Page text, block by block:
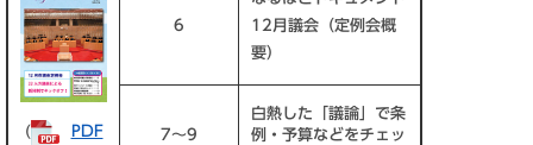
(
PDF
6
12月議会（定例会概
要）
7～9
白熱した「議論」で条
例・予算などをチェッ